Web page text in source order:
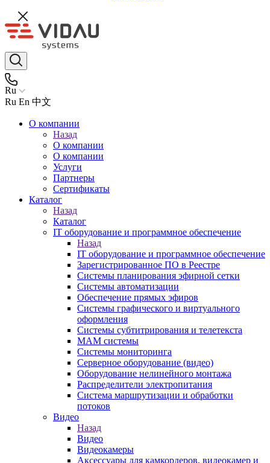
Ru
Ru En 中文
О компании
Назад
О компании
О компании
Услуги
Партнеры
Сертификаты
Каталог
Назад
Каталог
IT оборудование и программное обеспечение
Назад
IT оборудование и программное обеспечение
Зарегистрированное ПО в Реестре
Системы планирования эфирной сетки
Системы автоматизации
Обеспечение прямых эфиров
Системы графического и виртуального
оформления
Системы субтитрирования и телетекста
MAM системы
Системы мониторинга
Серверное оборудование (видео)
Оборудование нелинейного монтажа
Распределители электропитания
Система маршрутизации и обработки
потоков
Видео
Назад
Видео
Видеокамеры
Аксессуары для камкордеров, видеокамер и